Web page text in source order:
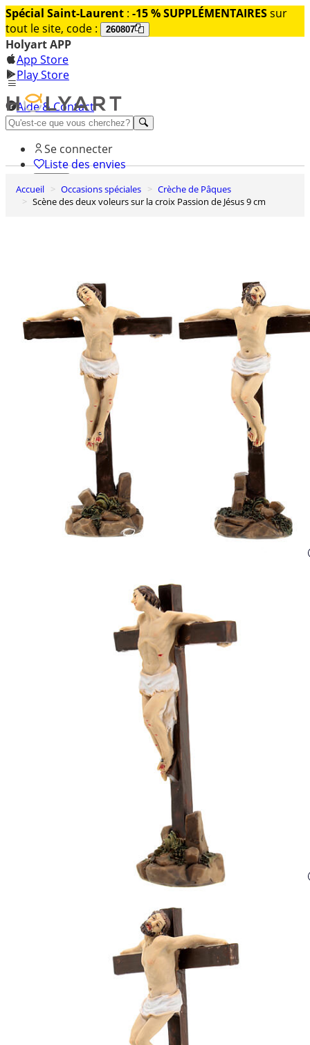
Spécial Saint-Laurent : -15 % SUPPLÉMENTAIRESsur
tout le site, code :
260807
Holyart APP
App Store
Play Store
Aide & Contact
Découvrez Premium
Se connecter
Liste des envies
0
Panier
Accueil Occasions spéciales
Crèche de Pâques
Scène des deux voleurs sur la croix Passion de Jésus 9 cm